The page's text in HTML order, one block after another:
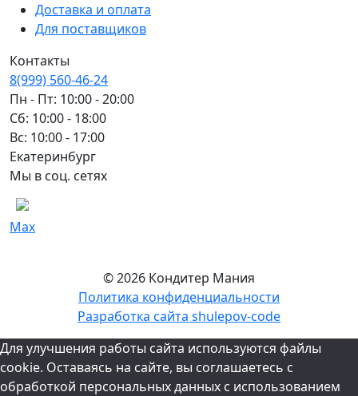
Доставка и оплата
Для поставщиков
Контакты
8(999) 560-46-24
Пн - Пт: 10:00 - 20:00
Сб: 10:00 - 18:00
Вс: 10:00 - 17:00
Екатеринбург
Мы в соц. сетях
Max
© 2026 Кондитер Мания
Политика конфиденциальности
Разработка сайта shulepov-code
Для улучшения работы сайта используются файлы
cookie. Оставаясь на сайте, вы соглашаетесь с
обработкой персональных данных с использованием